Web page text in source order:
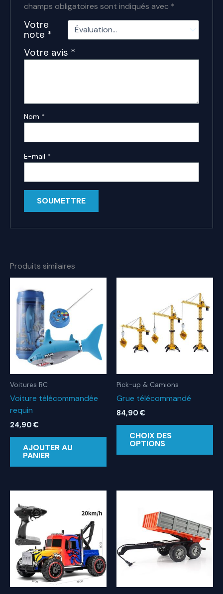
champs obligatoires sont indiqués avec *
Votre
note *
Votre avis *
Nom *
E-mail *
Produits similaires
Voitures RC
Voiture télécommandée
requin
24,90€
AJOUTER AU
PANIER
Pick-up & Camions
Grue télécommandé
84,90€
CHOIX DES
OPTIONS
Ce